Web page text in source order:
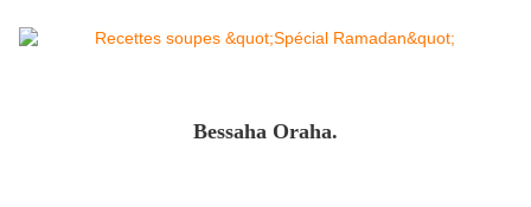
Bessaha Oraha.